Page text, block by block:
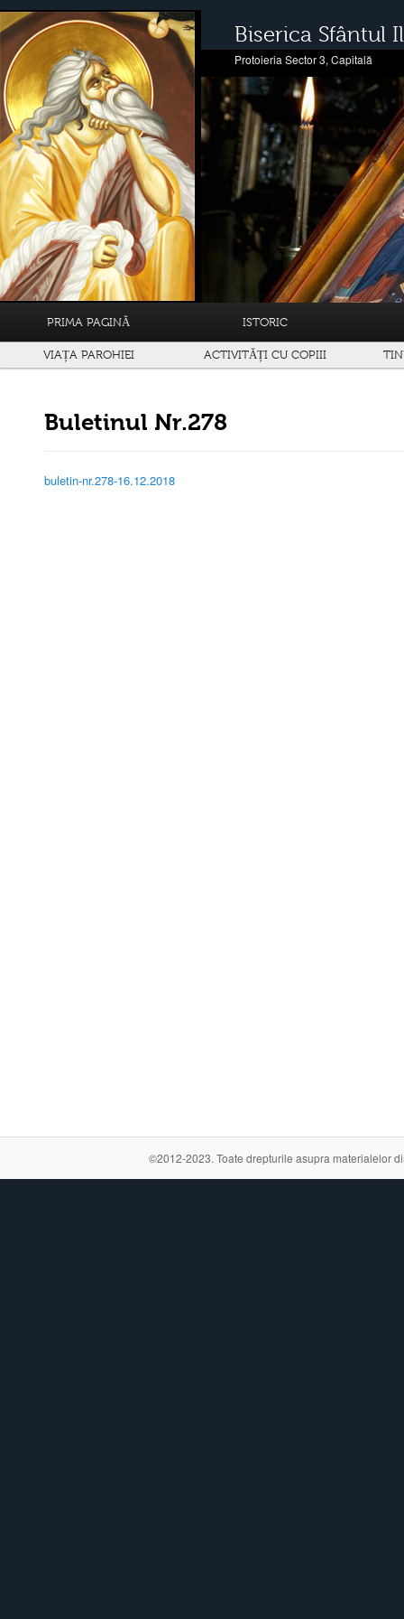
Biserica Sfântul
Protoieria Sector 3, Capitală
PRIMA PAGINĂ ISTORIC
VIAȚA PAROHIEI ACTIVITĂȚI CU COPIII
Buletinul Nr.278
buletin-nr.278-16.12.2018
©2012-2023. Toate drepturile asupra materialelor